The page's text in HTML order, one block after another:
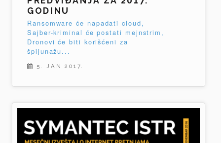
GODINU
Ransomware će napadati cloud,
Sajber-kriminal će postati mejnstrim,
Dronovi će biti korišćeni za
špijunažu...
5. JAN 2017.